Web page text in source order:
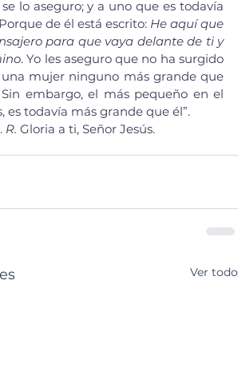
lo aseguro; y a uno que es todavía
de él está escrito: He aquí que
para que vaya delante de ti y
. Yo les aseguro que no ha surgido
mujer ninguno más grande que
embargo, el más pequeño en el
es todavía más grande que él”.
R. Gloria a ti, Señor Jesús.
Ver todo